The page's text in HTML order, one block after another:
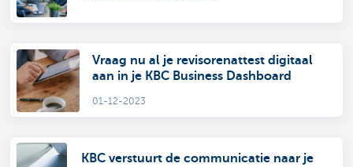
Vraag nu al je revisorenattest digitaal
aan in je KBC Business Dashboard
01-12-2023
KBC verstuurt de communicatie naar je